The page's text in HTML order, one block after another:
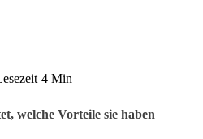
4 Min
welche Vorteile sie haben